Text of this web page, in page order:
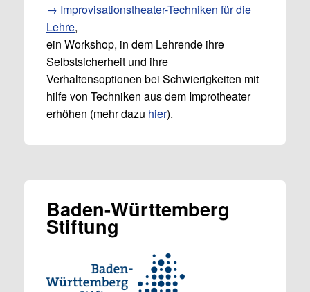
→ Improvisationstheater-Techniken für die
Lehre,
ein Workshop, in dem Lehrende ihre
Selbstsicherheit und ihre
Verhaltensoptionen bei Schwierigkeiten mit
hilfe von Techniken aus dem Improtheater
erhöhen (mehr dazu hier).
Baden-Württemberg
Stiftung